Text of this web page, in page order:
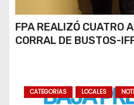
FPA REALIZÓ CUATRO
CORRAL DE BUSTOS-
CATEGORIAS LOCALES